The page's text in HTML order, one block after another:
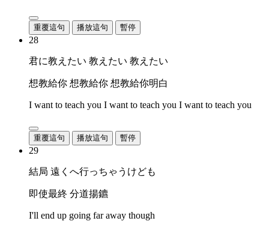
重覆這句 播放這句 暫停
28
君に教えたい 教えたい 教えたい
想教給你 想教給你 想教給你明白
I want to teach you I want to teach you I want to teach you
重覆這句 播放這句 暫停
29
結局 遠くへ行っちゃうけども
即使最終 分道揚鑣
I'll end up going far away though